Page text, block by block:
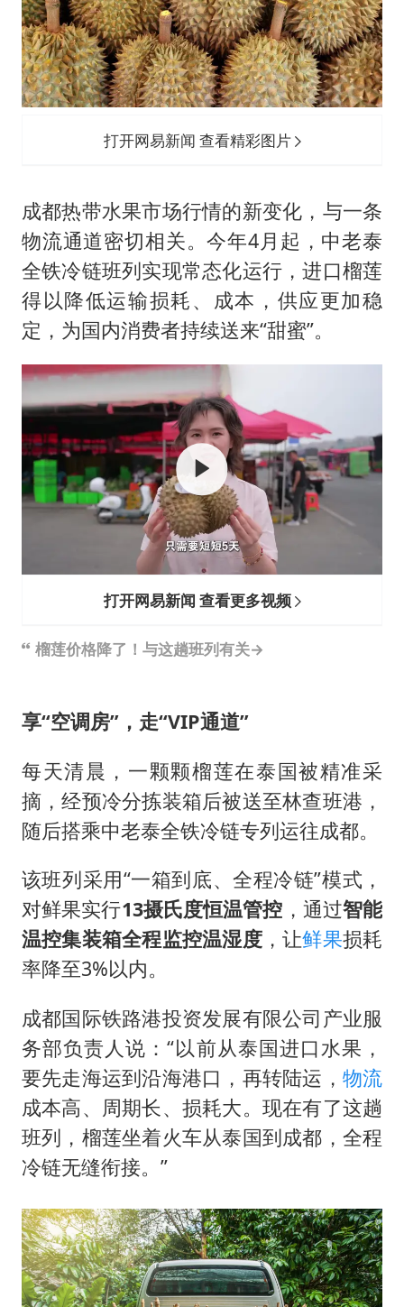
打开网易新闻 查看精彩图片
成都热带水果市场行情的新变化，与一条
物流通道密切相关。今年4月起，中老泰
全铁冷链班列实现常态化运行，进口榴莲
得以降低运输损耗、成本，供应更加稳
定，为国内消费者持续送来“甜蜜”。
打开网易新闻 查看更多视频
榴莲价格降了！与这趟班列有关→
享“空调房”，走“VIP通道”
每天清晨，一颗颗榴莲在泰国被精准采
摘，经预冷分拣装箱后被送至林查班港，
随后搭乘中老泰全铁冷链专列运往成都。
该班列采用“一箱到底、全程冷链”模式，
对鲜果实行13摄氏度恒温管控 ，通过智能
温控集装箱全程监控温湿度，让鲜果损耗
率降至3%以内。
成都国际铁路港投资发展有限公司产业服
务部负责人说：“以前从泰国进口水果，
要先走海运到沿海港口，再转陆运， 物流
成本高、周期长、损耗大。现在有了这趟
班列，榴莲坐着火车从泰国到成都，全程
冷链无缝衔接。”